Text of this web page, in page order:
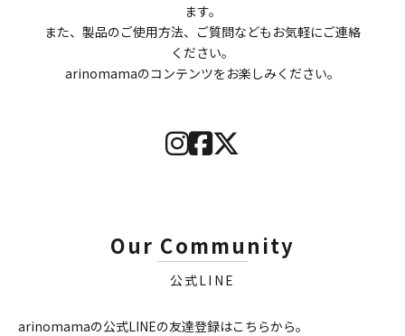
ます。
また、製品のご使用方法、ご質問などもお気軽にご連絡
ください。
arinomamaのコンテンツをお楽しみください。
Our Community
公式LINE
arinomamaの公式LINEの友達登録はこちらから。